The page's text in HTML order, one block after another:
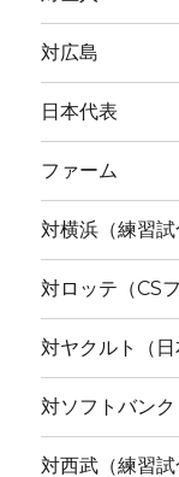
対広島
日本代表
ファーム
対横浜（練習試
対ロッテ（CS
対ヤクルト（日
対ソフトバンク
対西武（練習試